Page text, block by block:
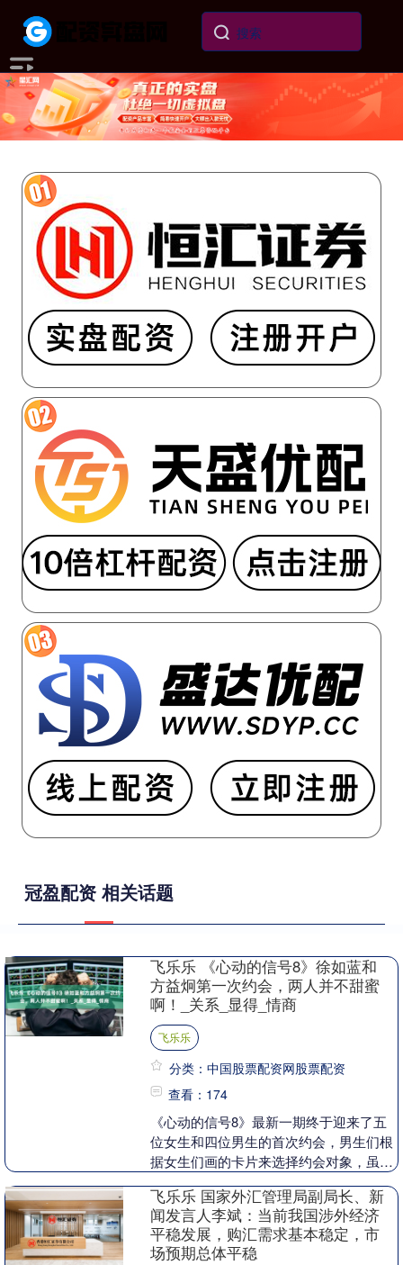
冠盈配资 相关话题
飞乐乐 《心动的信号8》徐如蓝和
方益炯第一次约会，两人并不甜蜜
啊！_关系_显得_情商
飞乐乐
分类：中国股票配资网股票配资
查看：174
《心动的信号8》最新一期终于迎来了五
位女生和四位男生的首次约会，男生们根
据女生们画的卡片来选择约会对象，虽然
这种方式实际上属于盲选。方益炯在一开
始便对徐如蓝产生....
飞乐乐 国家外汇管理局副局长、新
闻发言人李斌：当前我国涉外经济
平稳发展，购汇需求基本稳定，市
场预期总体平稳